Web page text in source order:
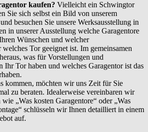
kaufen? Vielleicht ein Schwingtor
Sie sich selbst ein Bild von unserem
besuchen Sie unsere Werksausstellung in
in unserer Ausstellung welche Garagentore
Wünschen und welcher
Tor geeignet ist. Im gemeinsamen
was für Vorstellungen und
Ihr Tor haben und welches Garagentor ist das
kommen, möchten wir uns Zeit für Sie
zu beraten. Idealerweise vereinbaren wir
„Was kosten Garagentore“ oder „Was
schlüsseln wir Ihnen detailliert in einem
auf.